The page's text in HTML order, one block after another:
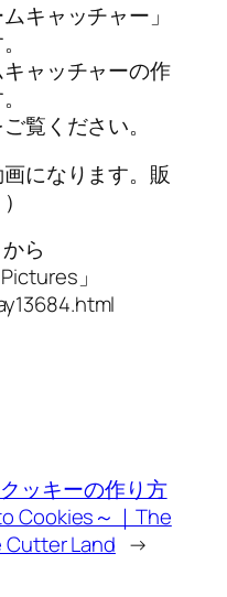
キャッチャー」
ャッチャーの作
覧ください。
になります。販
ら
」
ッキーの作り方
Cookies～｜The
Cutter Land →